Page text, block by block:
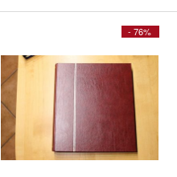
- 76%